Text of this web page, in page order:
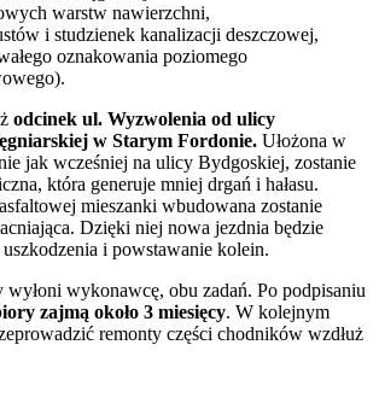
warstw nawierzchni,
i studzienek kanalizacji deszczowej,
oznakowania poziomego
odcinek ul. Wyzwolenia od ulicy
w Starym Fordonie. Ułożona w
jak wcześniej na ulicy Bydgoskiej, zostanie
która generuje mniej drgań i hałasu.
mieszanki wbudowana zostanie
Dzięki niej nowa jezdnia będzie
i powstawanie kolein.
wykonawcę, obu zadań. Po podpisaniu
zajmą około 3 miesięcy. W kolejnym
remonty części chodników wzdłuż